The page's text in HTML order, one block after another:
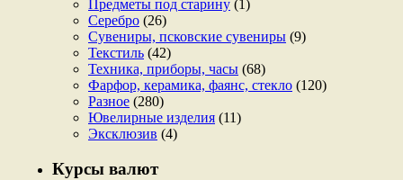
Предметы под старину (1)
Серебро (26)
Сувениры, псковские сувениры (9)
Текстиль (42)
Техника, приборы, часы (68)
Фарфор, керамика, фаянс, стекло (120)
Разное (280)
Ювелирные изделия (11)
Эксклюзив (4)
Курсы валют